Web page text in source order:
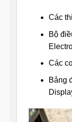
Các
Bộ
Các
Bảng